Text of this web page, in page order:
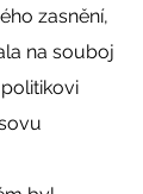
zasnění,
na souboj